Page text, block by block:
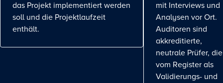
das Projekt implementiert werden
soll und die Projektlaufzeit
enthält.
mit Interviews und
Analysen vor Ort.
Auditoren sind
akkreditierte,
neutrale Prüfer, die
vom Register als
Validierungs- und